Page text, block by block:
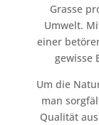
Grasse
Umwelt.
einer
gewisse
Um die
man
Qualität